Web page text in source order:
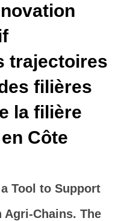
trajectoires
filières
la filière
Côte
Tool to Support
The